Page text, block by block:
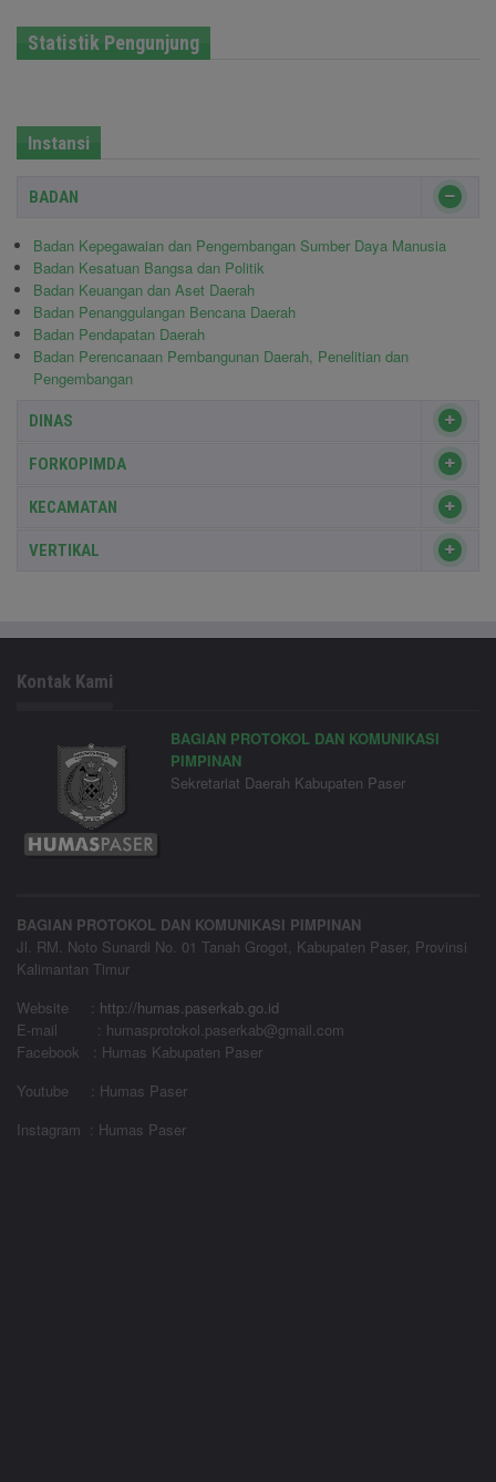
Statistik Pengunjung
Instansi
BADAN
Badan Kepegawaian dan Pengembangan Sumber Daya Manusia
Badan Kesatuan Bangsa dan Politik
Badan Keuangan dan Aset Daerah
Badan Penanggulangan Bencana Daerah
Badan Pendapatan Daerah
Badan Perencanaan Pembangunan Daerah, Penelitian dan
Pengembangan
DINAS
FORKOPIMDA
KECAMATAN
VERTIKAL
Kontak Kami
BAGIAN PROTOKOL DAN KOMUNIKASI
PIMPINAN
Sekretariat Daerah Kabupaten Paser
BAGIAN PROTOKOL DAN KOMUNIKASI PIMPINAN
Jl. RM. Noto Sunardi No. 01 Tanah Grogot, Kabupaten Paser, Provinsi
Kalimantan Timur
Website
: http://humas.paserkab.go.id
E-mail : humasprotokol.paserkab@gmail.com
Facebook : Humas Kabupaten Paser
Youtube : Humas Paser
Instagram : Humas Paser